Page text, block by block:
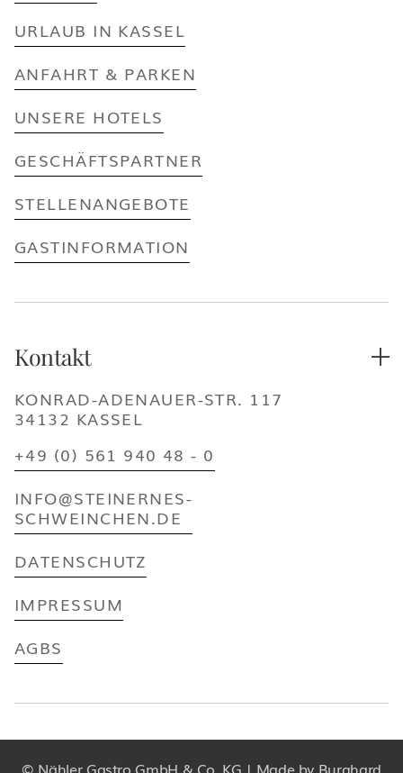
URLAUB IN KASSEL
ANFAHRT & PARKEN
UNSERE HOTELS
GESCHÄFTSPARTNER
STELLENANGEBOTE
GASTINFORMATION
Kontakt 
KONRAD-ADENAUER-STR. 117
34132 KASSEL
+49 (0) 561 940 48 - 0
INFO@STEINERNES-
SCHWEINCHEN.DE
DATENSCHUTZ
IMPRESSUM
AGBS